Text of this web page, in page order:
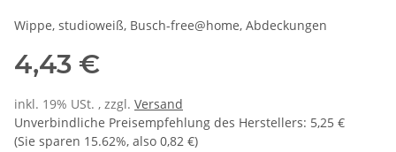
Wippe, studioweiß, Busch-free@home, Abdeckungen
4,43 €
inkl. 19% USt. , zzgl. Versand
Unverbindliche Preisempfehlung des Herstellers: 5,25 €
(Sie sparen 15.62%, also 0,82 €)